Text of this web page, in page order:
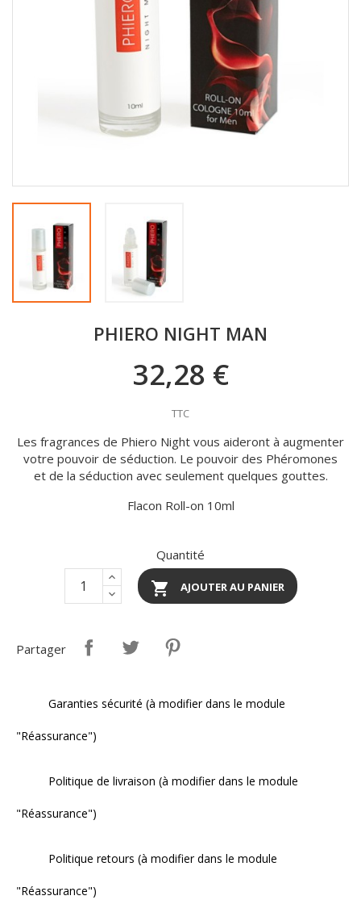
PHIERO NIGHT MAN
32,28 €
TTC
Les fragrances de Phiero Night vous aideront à augmenter
votre pouvoir de séduction. Le pouvoir des Phéromones
et de la séduction avec seulement quelques gouttes.
Flacon Roll-on 10ml
Quantité
 AJOUTER AU PANIER
Partager
Garanties sécurité (à modifier dans le module
"Réassurance")
Politique de livraison (à modifier dans le module
"Réassurance")
Politique retours (à modifier dans le module
"Réassurance")